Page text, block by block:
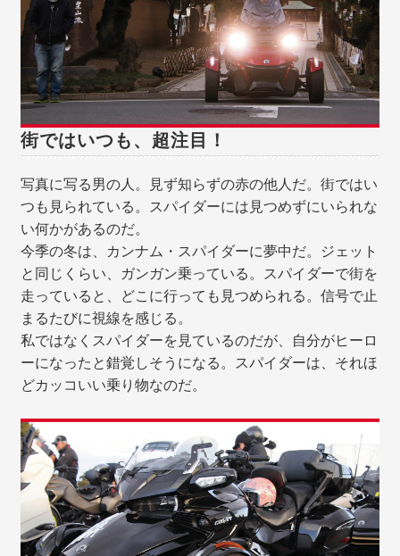
街ではいつも、超注目！
写真に写る男の人。見ず知らずの赤の他人だ。街ではい
つも見られている。スパイダーには見つめずにいられな
い何かがあるのだ。
今季の冬は、カンナム・スパイダーに夢中だ。ジェット
と同じくらい、ガンガン乗っている。スパイダーで街を
走っていると、どこに行っても見つめられる。信号で止
まるたびに視線を感じる。
私ではなくスパイダーを見ているのだが、自分がヒーロ
ーになったと錯覚しそうになる。スパイダーは、それほ
どカッコいい乗り物なのだ。